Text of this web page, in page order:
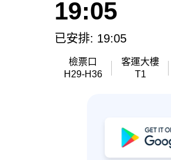
19:05
已安排: 19:05
檢票口
H29-H36
客運大樓
T1